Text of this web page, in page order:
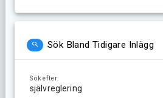
Sök Bland Tidigare Inlägg
Sök efter: